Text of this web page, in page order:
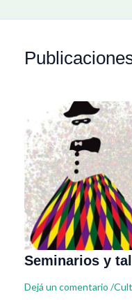
Seminarios y
Dejá un comentario /